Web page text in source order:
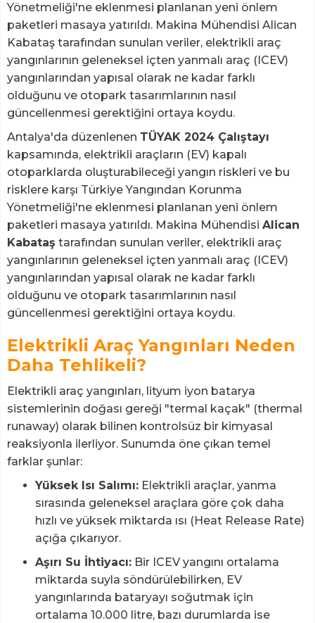
Yönetmeliği'ne eklenmesi planlanan yeni önlem
paketleri masaya yatırıldı. Makina Mühendisi Alican
Kabataş tarafından sunulan veriler, elektrikli araç
yangınlarının geleneksel içten yanmalı araç (ICEV)
yangınlarından yapısal olarak ne kadar farklı
olduğunu ve otopark tasarımlarının nasıl
güncellenmesi gerektiğini ortaya koydu.
Antalya'da düzenlenen TÜYAK 2024 Çalıştayı
kapsamında, elektrikli araçların (EV) kapalı
otoparklarda oluşturabileceği yangın riskleri ve bu
risklere karşı Türkiye Yangından Korunma
Yönetmeliği'ne eklenmesi planlanan yeni önlem
paketleri masaya yatırıldı. Makina Mühendisi Alican
Kabataş tarafından sunulan veriler, elektrikli araç
yangınlarının geleneksel içten yanmalı araç (ICEV)
yangınlarından yapısal olarak ne kadar farklı
olduğunu ve otopark tasarımlarının nasıl
güncellenmesi gerektiğini ortaya koydu.
Elektrikli Araç Yangınları Neden
Daha Tehlikeli?
Elektrikli araç yangınları, lityum iyon batarya
sistemlerinin doğası gereği "termal kaçak" (thermal
runaway) olarak bilinen kontrolsüz bir kimyasal
reaksiyonla ilerliyor. Sunumda öne çıkan temel
farklar şunlar:
Yüksek Isı Salımı: Elektrikli araçlar, yanma
sırasında geleneksel araçlara göre çok daha
hızlı ve yüksek miktarda ısı (Heat Release Rate)
açığa çıkarıyor.
Aşırı Su İhtiyacı: Bir ICEV yangını ortalama
miktarda suyla söndürülebilirken, EV
yangınlarında bataryayı soğutmak için
ortalama 10.000 litre, bazı durumlarda ise